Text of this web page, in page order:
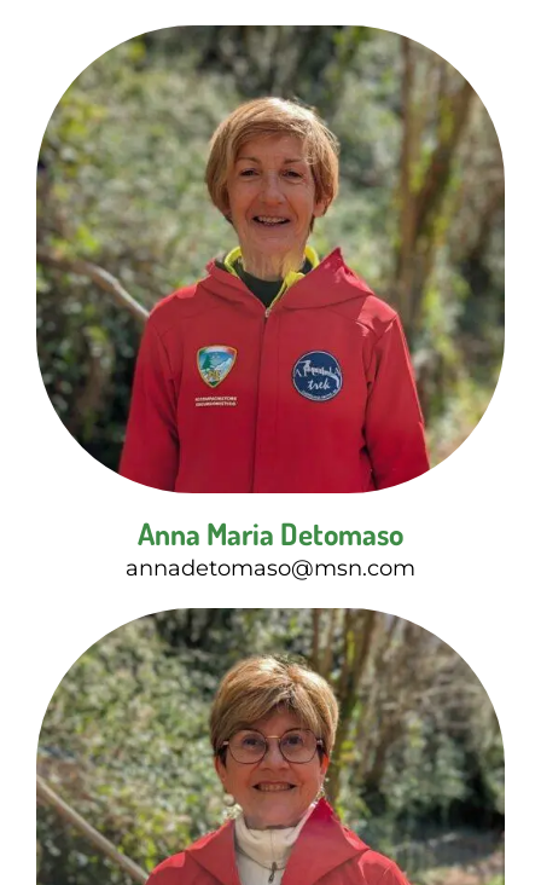
Anna Maria Detomaso
annadetomaso@msn.com